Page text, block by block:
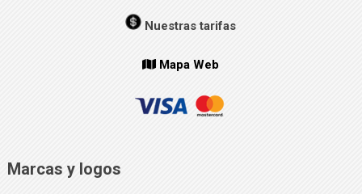
Nuestras tarifas
Mapa Web
Marcas y logos